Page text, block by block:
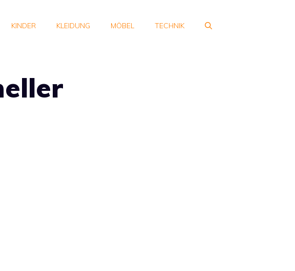
KINDER KLEIDUNG MÖBEL TECHNIK